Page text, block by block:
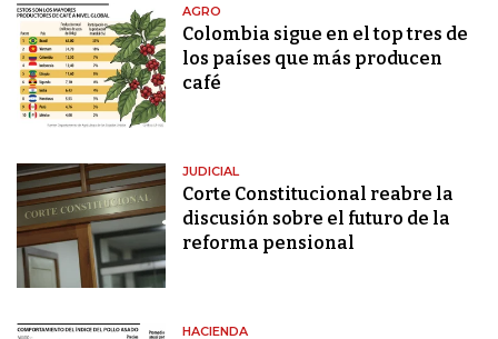
AGRO
Colombia sigue en el top tres de
los países que más producen
café
JUDICIAL
Corte Constitucional reabre la
discusión sobre el futuro de la
reforma pensional
HACIENDA